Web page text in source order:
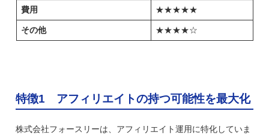
費用 ★★★★★
その他 ★★★★☆
特徴1 アフィリエイトの持つ可能性を最大化
株式会社フォースリーは、アフィリエイト運用に特化していま